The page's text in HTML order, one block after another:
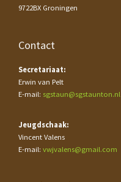
9722BX Groningen
Contact
Secretariaat:
Erwin van Pelt
E-mail: sgstaun@sgstaunton.nl
Jeugdschaak:
Vincent Valens
E-mail: vwjvalens@gmail.com